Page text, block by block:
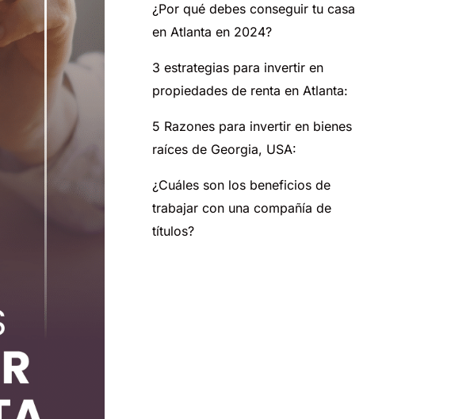
¿Por qué debes conseguir tu casa
en Atlanta en 2024?
3 estrategias para invertir en
propiedades de renta en Atlanta:
5 Razones para invertir en bienes
raíces de Georgia, USA:
¿Cuáles son los beneficios de
trabajar con una compañía de
títulos?